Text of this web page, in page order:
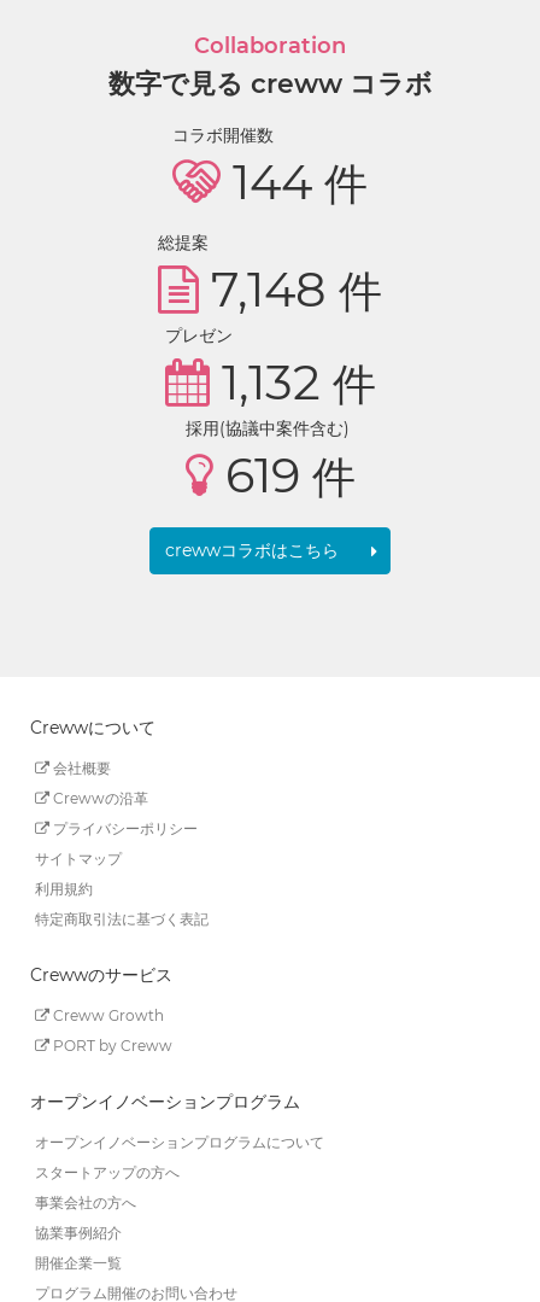
Collaboration
数字で見る creww コラボ
コラボ開催数
144 件
総提案
7,148 件
プレゼン
1,132 件
採用(協議中案件含む)
619 件
crewwコラボはこちら
Crewwについて
会社概要
Crewwの沿革
プライバシーポリシー
サイトマップ
利用規約
特定商取引法に基づく表記
Crewwのサービス
Creww Growth
PORT by Creww
オープンイノベーションプログラム
オープンイノベーションプログラムについて
スタートアップの方へ
事業会社の方へ
協業事例紹介
開催企業一覧
プログラム開催のお問い合わせ